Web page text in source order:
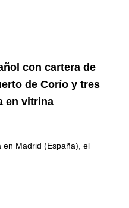
con cartera de
de Corío y tres
en vitrina
en Madrid (España), el